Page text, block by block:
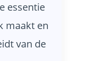
essentie
maakt en
van de